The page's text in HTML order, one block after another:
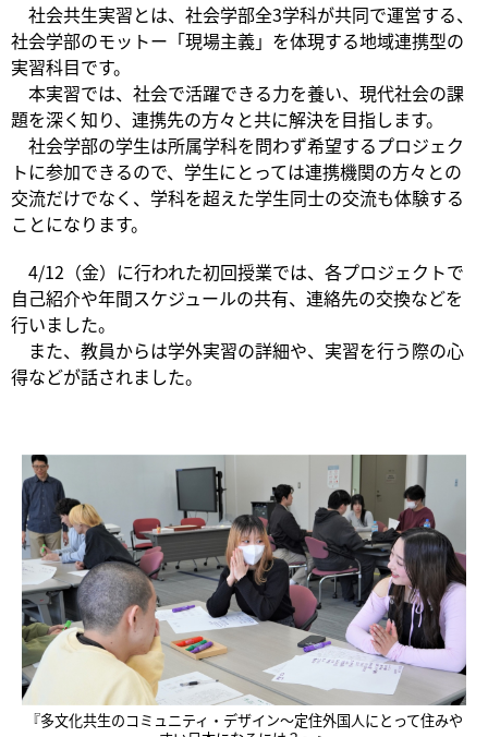
社会共生実習とは、社会学部全3学科が共同で運営する、
社会学部のモットー「現場主義」を体現する地域連携型の
実習科目です。
本実習では、社会で活躍できる力を養い、現代社会の課
題を深く知り、連携先の方々と共に解決を目指します。
社会学部の学生は所属学科を問わず希望するプロジェク
トに参加できるので、学生にとっては連携機関の方々との
交流だけでなく、学科を超えた学生同士の交流も体験する
ことになります。
4/12（金）に行われた初回授業では、各プロジェクトで
自己紹介や年間スケジュールの共有、連絡先の交換などを
行いました。
また、教員からは学外実習の詳細や、実習を行う際の心
得などが話されました。
『多文化共生のコミュニティ・デザイン～定住外国人にとって住みや